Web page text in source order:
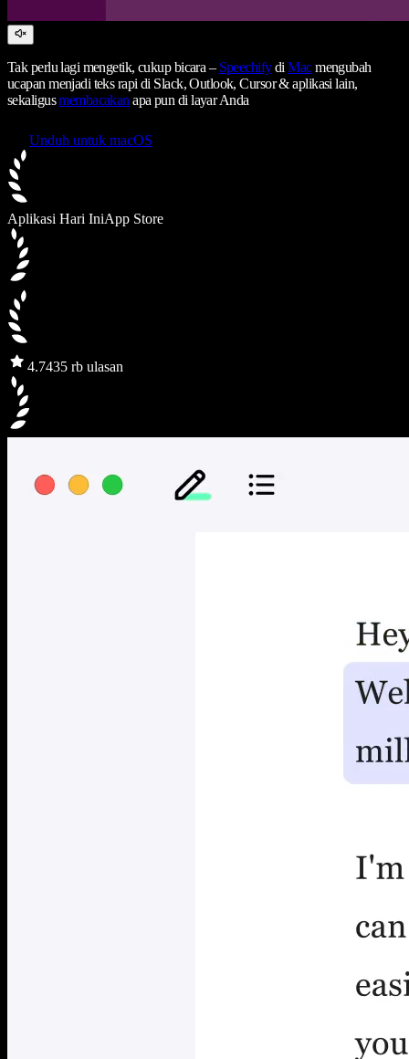
Tak perlu lagi mengetik, cukup bicara – SpeechifydiMacmengubah
ucapan menjadi teks rapi di Slack, Outlook, Cursor & aplikasi lain,
sekaligusmembacakan apa pun di layar Anda
Unduh untuk macOS
Aplikasi Hari IniApp Store
4.7435 rb ulasan